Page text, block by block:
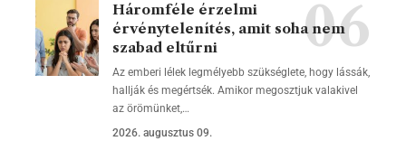
Háromféle érzelmi
érvénytelenítés, amit soha nem
szabad eltűrni
Az emberi lélek legmélyebb szükséglete, hogy lássák,
hallják és megértsék. Amikor megosztjuk valakivel
az örömünket,…
2026. augusztus 09.